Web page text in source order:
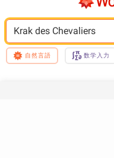
Krak des Chevaliers
自然言語 数学入力